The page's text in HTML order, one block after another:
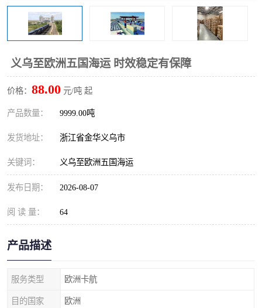
义乌至欧洲五国海运 时效稳定有保障
价格： 88.00 元/吨 起
产品数量： 9999.00吨
发货地址： 浙江省金华义乌市
关键词： 义乌至欧洲五国海运
发布日期： 2026-08-07
阅 读 量： 64
产品描述
服务类型 欧洲卡航
目的国家 欧洲